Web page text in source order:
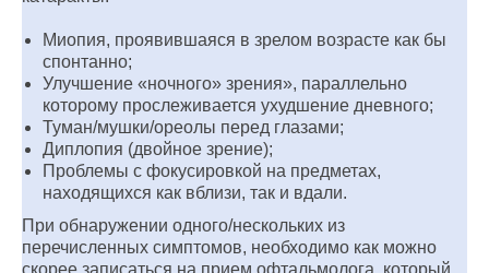
Миопия, проявившаяся в зрелом возрасте как бы
спонтанно;
Улучшение «ночного» зрения», параллельно
которому прослеживается ухудшение дневного;
Туман/мушки/ореолы перед глазами;
Диплопия (двойное зрение);
Проблемы с фокусировкой на предметах,
находящихся как вблизи, так и вдали.
При обнаружении одного/нескольких из
перечисленных симптомов, необходимо как можно
скорее записаться на прием офтальмолога, который